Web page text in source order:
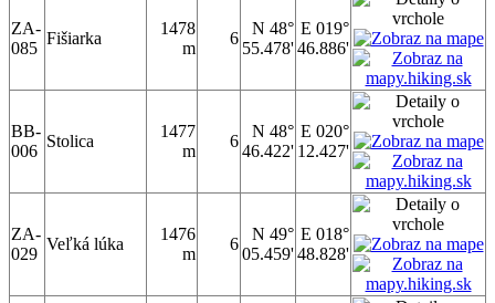
ZA-
085
Fišiarka
1478
m
6
N 48°
55.478'
E 019°
46.886'
BB-
006
Stolica
1477
m
6
N 48°
46.422'
E 020°
12.427'
ZA-
029
Veľká lúka
1476
m
6
N 49°
05.459'
E 018°
48.828'